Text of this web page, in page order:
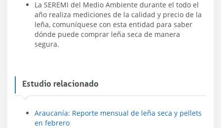
La SEREMI del Medio Ambiente durante el todo el
año realiza mediciones de la calidad y precio de la
leña, comuníquese con esta entidad para saber
dónde puede comprar leña seca de manera
segura.
Estudio relacionado
Araucanía: Reporte mensual de leña seca y pellets
en febrero